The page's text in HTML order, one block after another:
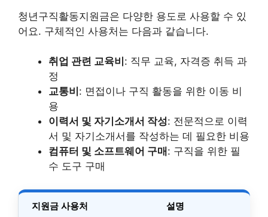
청년구직활동지원금은 다양한 용도로 사용할 수 있
어요. 구체적인 사용처는 다음과 같습니다.
취업 관련 교육비 : 직무 교육, 자격증 취득 과
정
교통비 : 면접이나 구직 활동을 위한 이동 비
용
이력서 및 자기소개서 작성: 전문적으로 이력
서 및 자기소개서를 작성하는 데 필요한 비용
컴퓨터 및 소프트웨어 구매 : 구직을 위한 필
수 도구 구매
지원금 사용처 설명